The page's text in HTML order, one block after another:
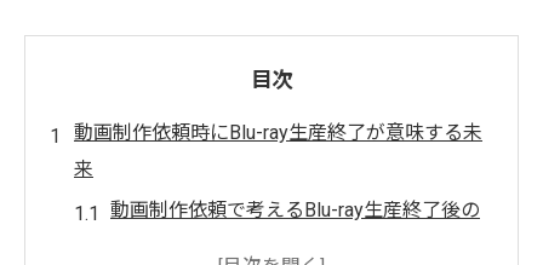
目次
動画制作依頼時にBlu-ray生産終了が意味する未
来
動画制作依頼で考えるBlu-ray生産終了後の